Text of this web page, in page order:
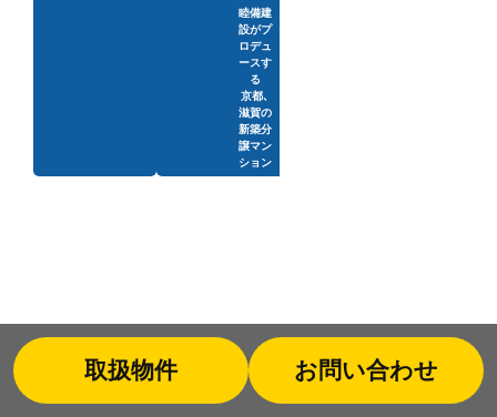
取扱物件 お問い合わせ
睦備建
設がプ
ロデュ
ースす
る
京都、
滋賀の
新築分
譲マン
ション